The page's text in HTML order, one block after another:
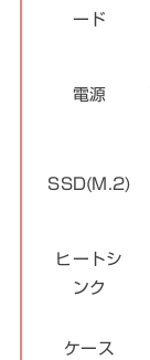
ード
電源
SSD(M.2)
ヒートシ
ンク
ケース